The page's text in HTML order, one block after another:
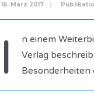
16. März 2017
I n einem
Verlag